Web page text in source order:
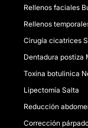
Rellenos faciales
Rellenos
Cirugía cicatrices
Dentadura postiza
Toxina botulinica
Lipectomía Salta
Reducción
Corrección